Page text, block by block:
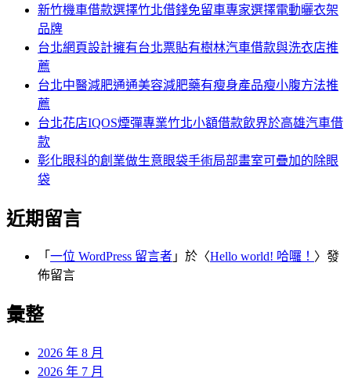
新竹機車借款選擇竹北借錢免留車專家選擇電動曬衣架
品牌
台北網頁設計擁有台北票貼有樹林汽車借款與洗衣店推
薦
台北中醫減肥通通美容減肥藥有瘦身產品瘦小腹方法推
薦
台北花店IQOS煙彈專業竹北小額借款飲界於高雄汽車借
款
彰化眼科的創業做生意眼袋手術局部畫室可疊加的除眼
袋
近期留言
「 一位 WordPress 留言者 」於〈Hello world! 哈囉！ 〉發
佈留言
彙整
2026 年 8 月
2026 年 7 月